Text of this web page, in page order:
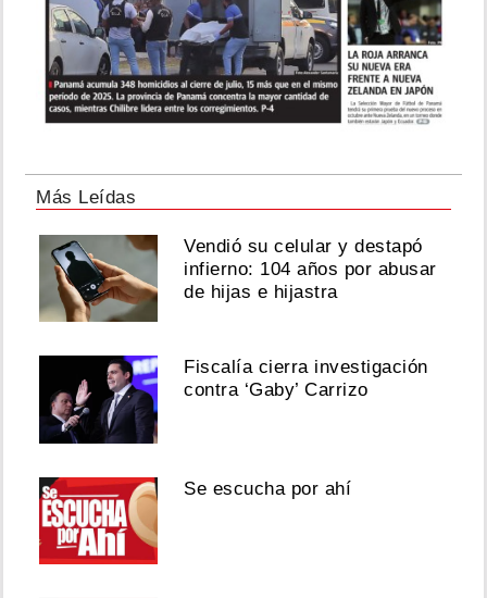
Agosto
2026
Cae
exgobernador
de
Guerrero
por
la
desaparición
de
43
Ayotzinapa
Agosto
Más Leídas
Vendió su celular y destapó
infierno: 104 años por abusar
de hijas e hijastra
Fiscalía cierra investigación
contra ‘Gaby’ Carrizo
Se escucha por ahí